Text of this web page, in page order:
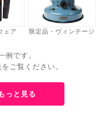
ェア 限定品・ヴィンテージ
例です。
ご覧ください。
っと見る